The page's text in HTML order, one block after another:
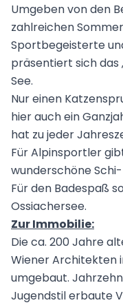
Umgeben von den
zahlreichen
Sportbegeisterte
präsentiert sich das
See.
Nur einen
hier auch ein
hat zu jeder
Für Alpinsportler
wunderschöne
Für den Badespaß
Ossiachersee.
Zur Immobilie:
Die ca. 200 Jahre
Wiener Architekten
umgebaut.
Jugendstil erbaute